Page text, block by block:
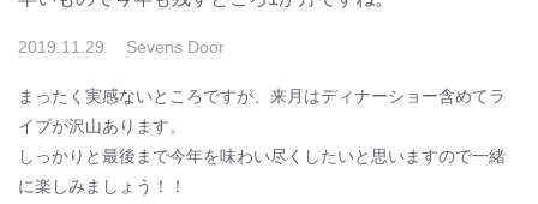
2019 11 29 Sevens Door
まったく実感ないところですが、来月はディナーショー含めてラ
イブが沢山あります。
しっかりと最後まで今年を味わい尽くしたいと思いますので一緒
に楽しみましょう！！